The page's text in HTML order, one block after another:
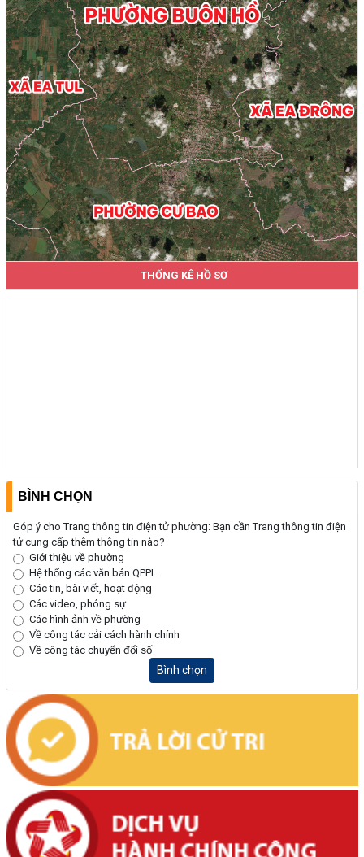
THỐNG KÊ HỒ SƠ
BÌNH CHỌN
Góp ý cho Trang thông tin điện tử phường: Bạn cần Trang thông tin điện
tử cung cấp thêm thông tin nào?
Giới thiệu về phường
Hệ thống các văn bản QPPL
Các tin, bài viết, hoạt động
Các video, phóng sự
Các hình ảnh về phường
Về công tác cải cách hành chính
Về công tác chuyển đổi số
Bình chọn